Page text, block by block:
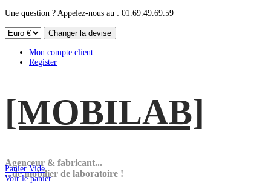
Une question ? Appelez-nous au : 01.69.49.69.59
Mon compte client
Register
[MOBILAB]
Agenceur & fabricant...
...de mobilier de laboratoire !
Panier Vide
Voir le panier